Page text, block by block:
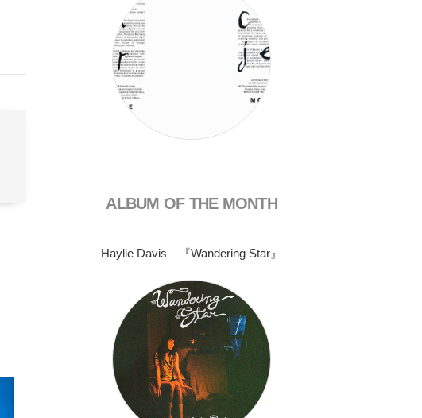
ALBUM OF THE MONTH
Haylie Davis 『Wandering Star』